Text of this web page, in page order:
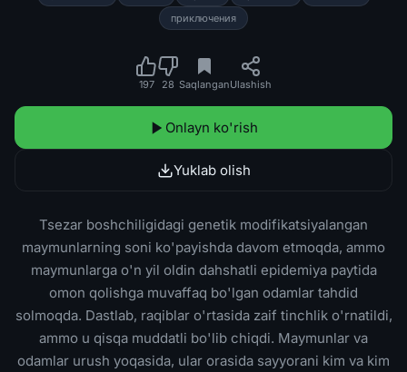
приключения
197 28 SaqlanganUlashish
Onlayn ko'rish
Yuklab olish
Tsezar boshchiligidagi genetik modifikatsiyalangan
maymunlarning soni ko'payishda davom etmoqda, ammo
maymunlarga o'n yil oldin dahshatli epidemiya paytida
omon qolishga muvaffaq bo'lgan odamlar tahdid
solmoqda. Dastlab, raqiblar o'rtasida zaif tinchlik o'rnatildi,
ammo u qisqa muddatli bo'lib chiqdi. Maymunlar va
odamlar urush yoqasida, ular orasida sayyorani kim va kim